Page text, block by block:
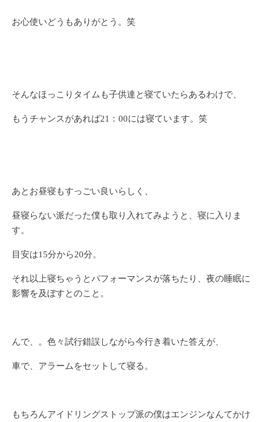
お心使いどうもありがとう。笑
そんなほっこりタイムも子供達と寝ていたらあるわけで、
もうチャンスがあれば21：00には寝ています。笑
あとお昼寝もすっごい良いらしく、
昼寝らない派だった僕も取り入れてみようと、寝に入りま
す。
目安は15分から20分。
それ以上寝ちゃうとパフォーマンスが落ちたり、夜の睡眠に
影響を及ぼすとのこと。
んで、。色々試行錯誤しながら今行き着いた答えが、
車で、アラームをセットして寝る。
もちろんアイドリングストップ派の僕はエンジンなんてかけ